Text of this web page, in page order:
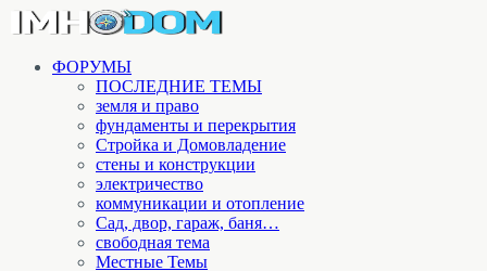
ФОРУМЫ
ПОСЛЕДНИЕ ТЕМЫ
земля и право
фундаменты и перекрытия
Стройка и Домовладение
стены и конструкции
электричество
коммуникации и отопление
Cад, двор, гараж, баня…
свободная тема
Местные Темы